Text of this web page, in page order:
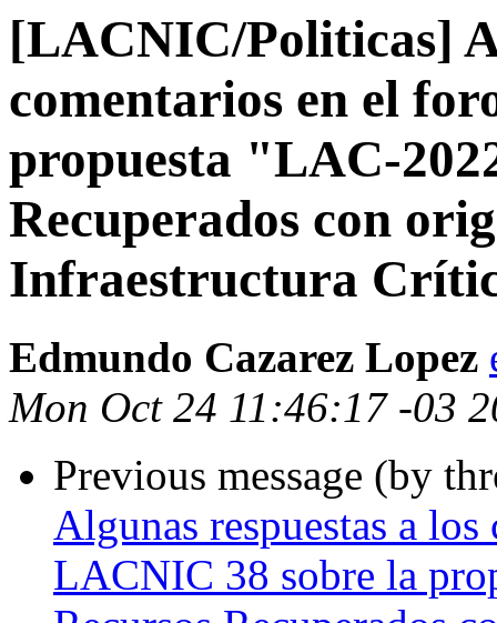
[LACNIC/Politicas]
comentarios en el
propuesta "LAC-
Recuperados con
Infraestructura
Edmundo Cazarez Lopez
Mon Oct 24 11:46:17 -03
Previous message (by
Algunas respuestas a
LACNIC 38 sobre la